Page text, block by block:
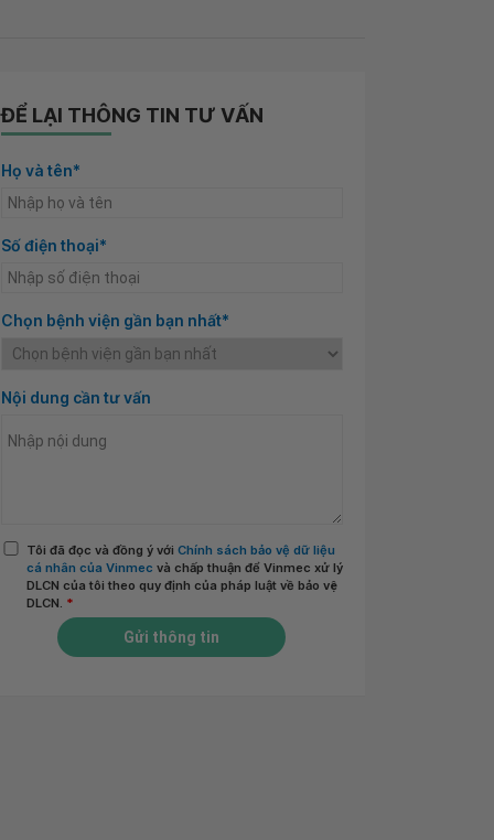
ĐỂ LẠI THÔNG TIN TƯ VẤN
Họ và tên*
Số điện thoại*
Chọn bệnh viện gần bạn nhất*
Nội dung cần tư vấn
Tôi đã đọc và đồng ý với Chính sách bảo vệ dữ liệu
cá nhân của Vinmec và chấp thuận để Vinmec xử lý
DLCN của tôi theo quy định của pháp luật về bảo vệ
DLCN. *
Gửi thông tin